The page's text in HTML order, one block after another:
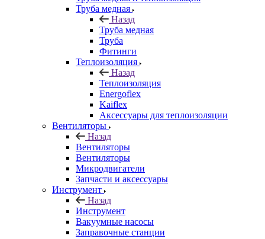
Труба медная
Назад
Труба медная
Труба
Фитинги
Теплоизоляция
Назад
Теплоизоляция
Energoflex
Kaiflex
Аксессуары для теплоизоляции
Вентиляторы
Назад
Вентиляторы
Вентиляторы
Микродвигатели
Запчасти и аксессуары
Инструмент
Назад
Инструмент
Вакуумные насосы
Заправочные станции